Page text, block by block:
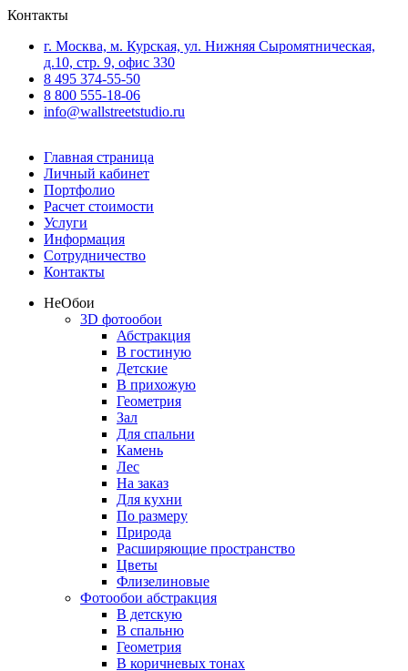
Контакты
г. Москва, м. Курская, ул. Нижняя Сыромятническая,
д.10, стр. 9, офис 330
8 495 374-55-50
8 800 555-18-06
info@wallstreetstudio.ru
Главная страница
Личный кабинет
Портфолио
Расчет стоимости
Услуги
Информация
Сотрудничество
Контакты
НеОбои
3D фотообои
Абстракция
В гостиную
Детские
В прихожую
Геометрия
Зал
Для спальни
Камень
Лес
На заказ
Для кухни
По размеру
Природа
Расширяющие пространство
Цветы
Флизелиновые
Фотообои абстракция
В детскую
В спальню
Геометрия
В коричневых тонах